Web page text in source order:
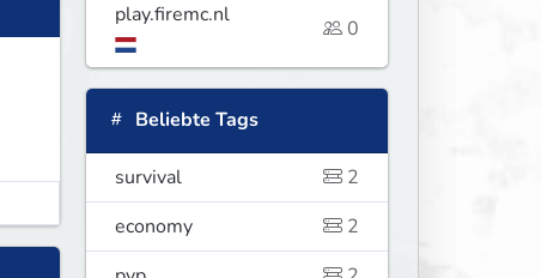
play.firemc.nl
0
Beliebte Tags
survival
2
economy
2